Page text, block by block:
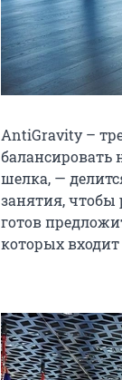
AntiGravity –
балансировать
шелка, —
занятия, чтобы
готов
которых